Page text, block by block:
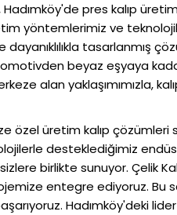
Hadımköy'de pres kalıp
yöntemlerimiz ve
dayanıklılıkla tasarlanmış
beyaz eşyaya
alan yaklaşımımızla,
özel üretim kalıp
desteklediğimiz
sizlere birlikte sunuyor. Çelik
entegre ediyoruz. Bu
Hadımköy'deki